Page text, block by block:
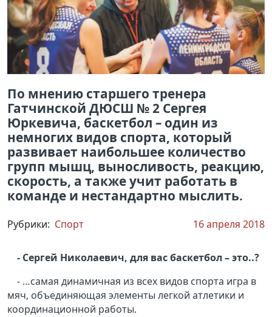
По мнению старшего тренера
Гатчинской ДЮСШ № 2 Сергея
Юркевича, баскетбол – один из
немногих видов спорта, который
развивает наибольшее количество
групп мышц, выносливость, реакцию,
скорость, а также учит работать в
команде и нестандартно мыслить.
Рубрики: Спорт 16 апреля 2018
- Сергей Николаевич, для вас баскетбол – это..?
- …самая динамичная из всех видов спорта игра в
мяч, объединяющая элементы легкой атлетики и
координационной работы.